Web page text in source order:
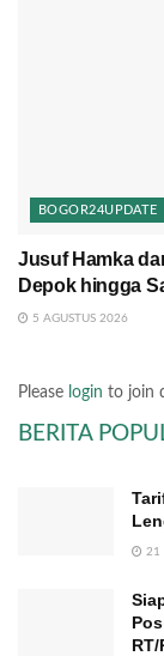
BOGOR24UPDATE
Jusuf Hamka
Depok hingga
5 AGUSTUS 2026
Please login to join
BERITA
21